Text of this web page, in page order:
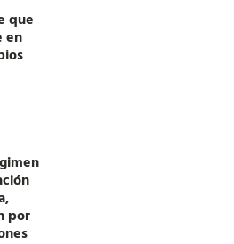
que
en
por